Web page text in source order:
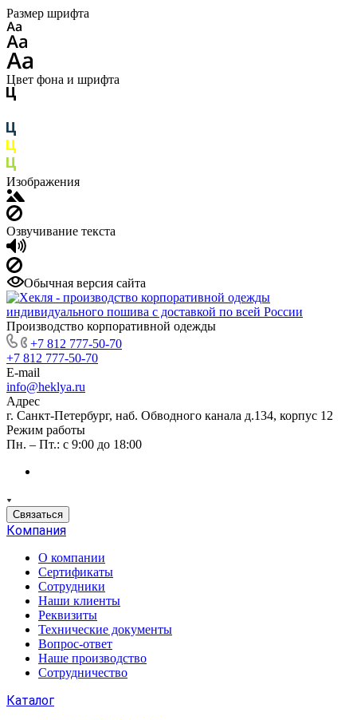
Размер шрифта
Цвет фона и шрифта
Изображения
Озвучивание текста
Обычная версия сайта
Производство корпоративной одежды
+7 812 777-50-70
+7 812 777-50-70
E-mail
info@heklya.ru
Адрес
г. Санкт-Петербург, наб. Обводного канала д.134, корпус 12
Режим работы
Пн. – Пт.: с 9:00 до 18:00
Связаться
Компания
О компании
Сертификаты
Сотрудники
Наши клиенты
Реквизиты
Технические документы
Вопрос-ответ
Наше производство
Сотрудничество
Каталог